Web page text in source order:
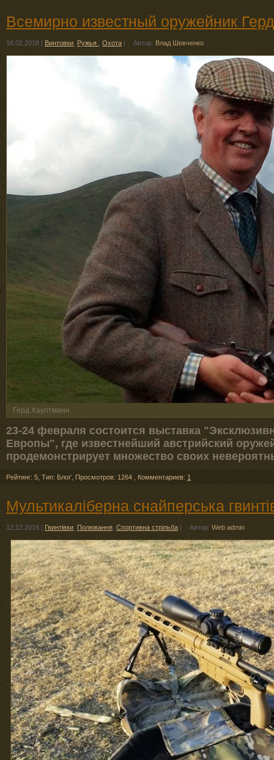
Всемирно известный оружейник
16.02.2018 | Винтовки Ружья Охота | Автор: Влад Шевченко
Герд Хауптманн
23-24 февраля состоится выставка
Европы", где известнейший австрийский
продемонстрирует множество своих
Рейтинг: 5 Тип: Блоґ Просмотров: 1264 Комментариев: 1
Мультикаліберна снайперська
12.12.2016 | Гвинтівки Полювання Спортивна стрільба | Автор: Web admin